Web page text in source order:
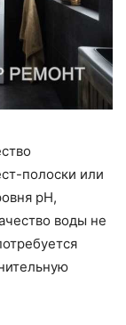
полоски или
pH,
воды не